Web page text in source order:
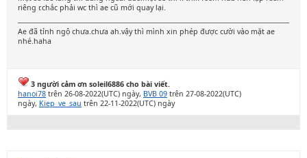
riêng r.chắc phải wc thì ae cũ mới quay lại.
Ae đã tỉnh ngộ chưa.chưa ah.vậy thì mình xin phép được cười vào mặt ae
nhé.haha
3 người cảm ơn soleil6886 cho bài viết.
hanoi78 trên 26-08-2022(UTC) ngày, BVB 09 trên 27-08-2022(UTC)
ngày, Kiep_ve_sau trên 22-11-2022(UTC) ngày